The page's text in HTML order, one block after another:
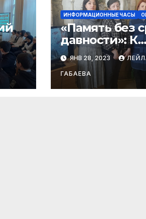
ИНФОРМАЦИОННЫЕ ЧАСЫ
«Память без
давности»: К
дню памяти
Холокоста.
ЯНВ 28, 2023
ГАБАЕВА